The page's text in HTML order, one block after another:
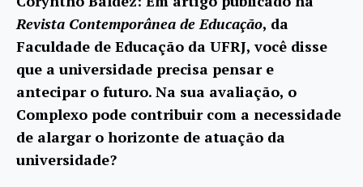
Revista Contemporânea de Educação, da
Faculdade de Educação da UFRJ, você disse
que a universidade precisa pensar e
antecipar o futuro. Na sua avaliação, o
Complexo pode contribuir com a necessidade
de alargar o horizonte de atuação da
universidade?